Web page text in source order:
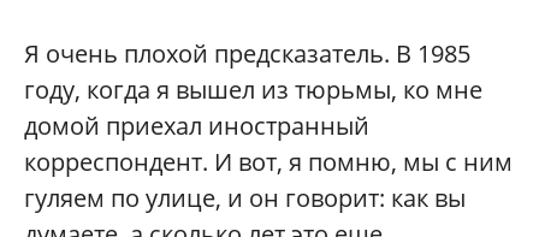
Я очень плохой предсказатель. В 1985
году, когда я вышел из тюрьмы, ко мне
домой приехал иностранный
корреспондент. И вот, я помню, мы с ним
гуляем по улице, и он говорит: как вы